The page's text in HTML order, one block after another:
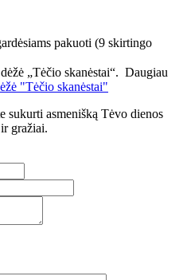
pakuoti (9 skirtingo
„Tėčio skanėstai“. Daugiau
"Tėčio skanėstai"
sukurti asmenišką Tėvo dienos
gražiai.